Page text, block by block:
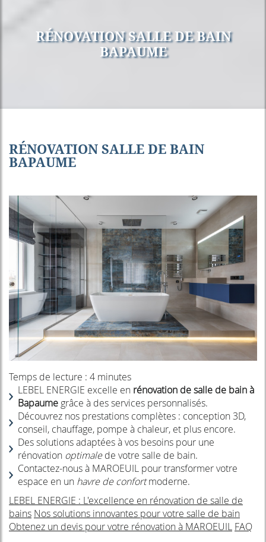
RÉNOVATION SALLE DE BAIN
BAPAUME
RÉNOVATION SALLE DE BAIN
BAPAUME
Temps de lecture : 4 minutes
LEBEL ENERGIE excelle en rénovation de salle de bain à
Bapaume grâce à des services personnalisés.
Découvrez nos prestations complètes : conception 3D,
conseil, chauffage, pompe à chaleur, et plus encore.
Des solutions adaptées à vos besoins pour une
rénovation optimalede votre salle de bain.
Contactez-nous à MAROEUIL pour transformer votre
espace en un havre de confortmoderne.
LEBEL ENERGIE : L'excellence en rénovation de salle de
bains Nos solutions innovantes pour votre salle de bain
Obtenez un devis pour votre rénovation à MAROEUIL FAQ